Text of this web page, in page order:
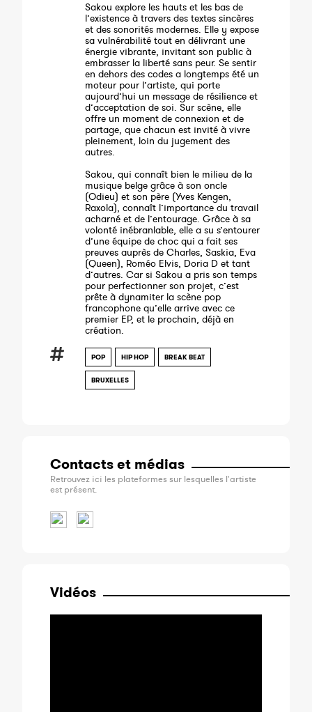
Sakou explore les hauts et les bas de
l’existence à travers des textes sincères
et des sonorités modernes. Elle y expose
sa vulnérabilité tout en délivrant une
énergie vibrante, invitant son public à
embrasser la liberté sans peur. Se sentir
en dehors des codes a longtemps été un
moteur pour l’artiste, qui porte
aujourd’hui un message de résilience et
d’acceptation de soi. Sur scène, elle
offre un moment de connexion et de
partage, que chacun est invité à vivre
pleinement, loin du jugement des
autres.
Sakou, qui connaît bien le milieu de la
musique belge grâce à son oncle
(Odieu) et son père (Yves Kengen,
Raxola), connaît l’importance du travail
acharné et de l’entourage. Grâce à sa
volonté inébranlable, elle a su s’entourer
d’une équipe de choc qui a fait ses
preuves auprès de Charles, Saskia, Eva
(Queen), Roméo Elvis, Doria D et tant
d’autres. Car si Sakou a pris son temps
pour perfectionner son projet, c’est
prête à dynamiter la scène pop
francophone qu’elle arrive avec ce
premier EP, et le prochain, déjà en
création.
POP HIP HOP BREAK BEAT
BRUXELLES
Contacts et médias
Retrouvez ici les plateformes sur lesquelles l'artiste
est présent.
Vidéos